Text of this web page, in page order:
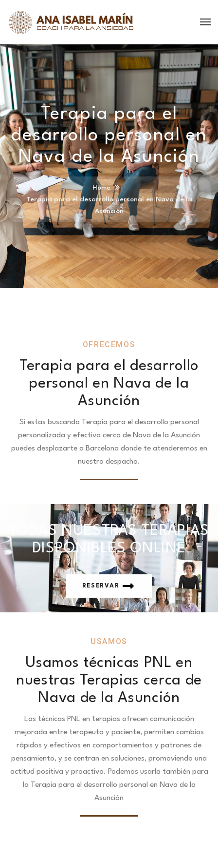
Terapia para el
desarrollo personal en
Nava de la Asunción
Home
Terapia para el desarrollo personal en Nava de la
Asunción
OFRECEMOS
Terapia para el desarrollo
personal en Nava de la
Asunción
Si estas buscando Terapia para el desarrollo personal
personalizada y efectiva cerca de Nava de la Asunción
puedes desplazarte a Barcelona donde te atenderemos en
nuestro despacho.
TODAS NUESTRAS TERAPIAS
DISPONIBLES ONLINE
RESERVAR
USAMOS
Usamos técnicas PNL en
nuestras Terapias cerca de
Nava de la Asunción
Las técnicas PNL en terapias ofrecen comunicación
mejorada entre terapeuta y paciente, permiten cambios
rápidos y efectivos en comportamientos y patrones de
pensamiento, y se centran en soluciones, promoviendo una
actitud positiva y proactiva. Podemos usarla también para
la Terapia para el desarrollo personal en Nava de la
Asunción